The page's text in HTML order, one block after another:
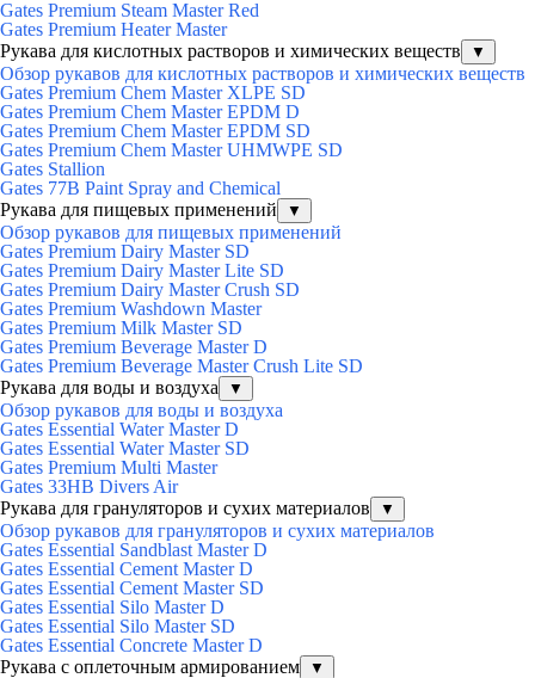
Gates Premium Steam Master Red
Gates Premium Heater Master
Рукава для кислотных растворов и химических веществ
▼
Обзор рукавов для кислотных растворов и химических веществ
Gates Premium Chem Master XLPE SD
Gates Premium Chem Master EPDM D
Gates Premium Chem Master EPDM SD
Gates Premium Chem Master UHMWPE SD
Gates Stallion
Gates 77B Paint Spray and Chemical
Рукава для пищевых применений
▼
Обзор рукавов для пищевых применений
Gates Premium Dairy Master SD
Gates Premium Dairy Master Lite SD
Gates Premium Dairy Master Crush SD
Gates Premium Washdown Master
Gates Premium Milk Master SD
Gates Premium Beverage Master D
Gates Premium Beverage Master Crush Lite SD
Рукава для воды и воздуха
▼
Обзор рукавов для воды и воздуха
Gates Essential Water Master D
Gates Essential Water Master SD
Gates Premium Multi Master
Gates 33HB Divers Air
Рукава для грануляторов и сухих материалов
▼
Обзор рукавов для грануляторов и сухих материалов
Gates Essential Sandblast Master D
Gates Essential Cement Master D
Gates Essential Cement Master SD
Gates Essential Silo Master D
Gates Essential Silo Master SD
Gates Essential Concrete Master D
Рукава с оплеточным армированием
▼